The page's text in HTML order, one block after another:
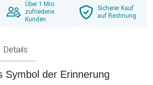
Über 1 Mio.
zufriedene
Kunden
Sicherer Kauf
auf Rechnung
Details
Symbol der Erinnerung